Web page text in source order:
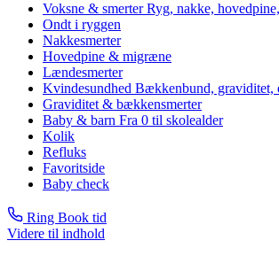
Voksne & smerter Ryg, nakke,
Ondt i ryggen
Nakkesmerter
Hovedpine & migræne
Lændesmerter
Kvindesundhed Bækkenbund, graviditet,
Graviditet & bækkensmerter
Baby & barn Fra 0 til skolealder
Kolik
Refluks
Favoritside
Baby check
Ring Book tid
Videre til indhold